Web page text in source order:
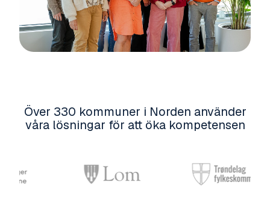
Över 330 kommuner i Norden använder
våra lösningar för att öka kompetensen